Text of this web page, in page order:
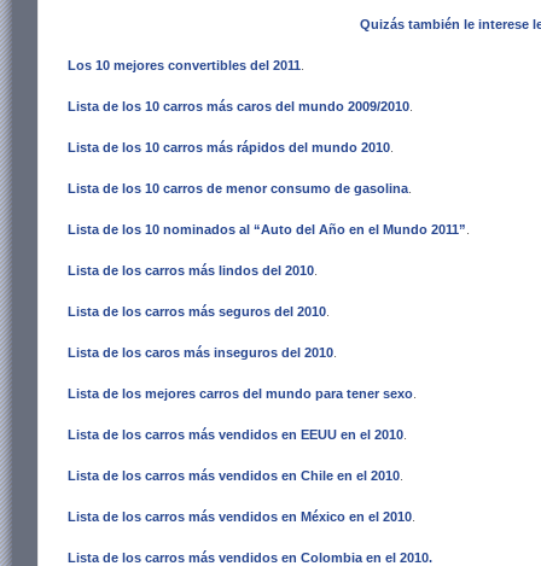
Quizás también le interese
Los 10 mejores convertibles del 2011
Lista de los 10 carros más caros del mundo 2009/2010
Lista de los 10 carros más rápidos del mundo 2010
Lista de los 10 carros de menor consumo de gasolina
Lista de los 10 nominados al “Auto del Año en el Mundo 2011”
Lista de los carros más lindos del 2010
Lista de los carros más seguros del 2010
Lista de los caros más inseguros del 2010
Lista de los mejores carros del mundo para tener sexo
Lista de los carros más vendidos en EEUU en el 2010
Lista de los carros más vendidos en Chile en el 2010
Lista de los carros más vendidos en México en el 2010
Lista de los carros más vendidos en Colombia en el 2010.